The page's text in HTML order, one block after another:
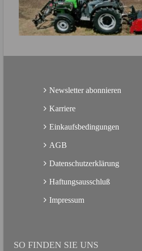
Direkt zur Produktbroschüre
Newsletter abonnieren
Karriere
Einkaufsbedingungen
AGB
Datenschutzerklärung
Haftungsausschluß
Impressum
SO FINDEN SIE UNS